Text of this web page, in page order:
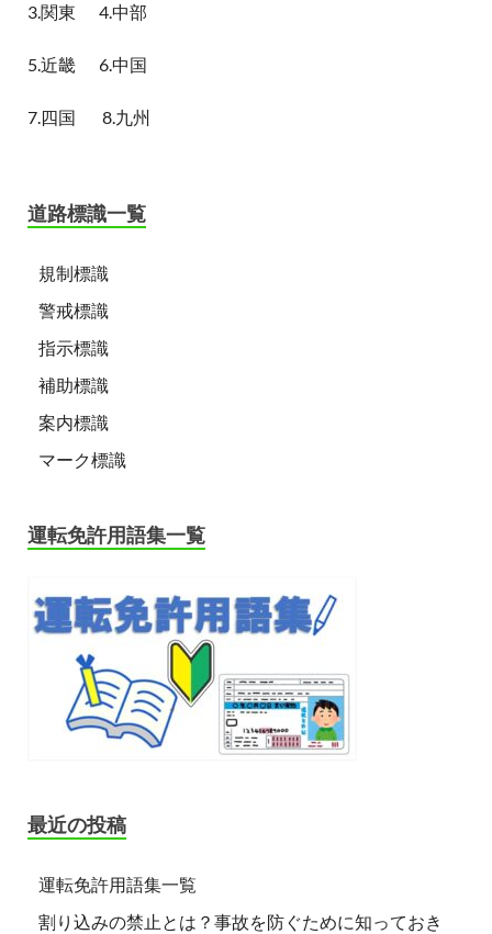
3.関東 4.中部
5.近畿 6.中国
7.四国 8.九州
道路標識一覧
規制標識
警戒標識
指示標識
補助標識
案内標識
マーク標識
運転免許用語集一覧
最近の投稿
運転免許用語集一覧
割り込みの禁止とは？事故を防ぐために知っておき